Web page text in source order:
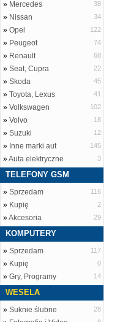
» Mercedes 38
» Nissan 34
» Opel 122
» Peugeot 74
» Renault 68
» Seat, Cupra 22
» Skoda 45
» Toyota, Lexus 41
» Volkswagen 102
» Volvo 18
» Suzuki 12
» Inne marki aut 145
»Auta elektryczne 3
TELEFONY GSM
» Sprzedam 116
» Kupię 2
»Akcesoria 29
KOMPUTERY
» Sprzedam 117
» Kupię 0
» Gry, Programy 14
WESELA
» Suknie ślubne 28